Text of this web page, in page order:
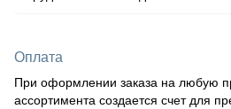
Оплата
При оформлении заказа на любую
ассортимента создается счет для